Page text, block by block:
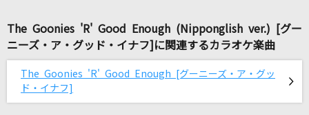
いきものがかり
新橋二丁目七番地
あさみ ちゆき
The Goonies 'R' Good Enough (Nipponglish ver.) [グー
ニーズ・ア・グッド・イナフ]に関連するカラオケ楽曲
The Goonies 'R' Good Enough [グーニーズ・ア・グッ
ド・イナフ]